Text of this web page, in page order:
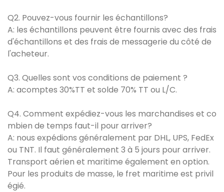
Q2. Pouvez-vous fournir les échantillons?
A: les échantillons peuvent être fournis avec des frais
d'échantillons et des frais de messagerie du côté de
l'acheteur.
Q3. Quelles sont vos conditions de paiement ?
A: acomptes 30%TT et solde 70% TT ou L/C.
Q4. Comment expédiez-vous les marchandises et co
mbien de temps faut-il pour arriver?
A: nous expédions généralement par DHL, UPS, FedEx
ou TNT. Il faut généralement 3 à 5 jours pour arriver.
Transport aérien et maritime également en option.
Pour les produits de masse, le fret maritime est privil
égié.